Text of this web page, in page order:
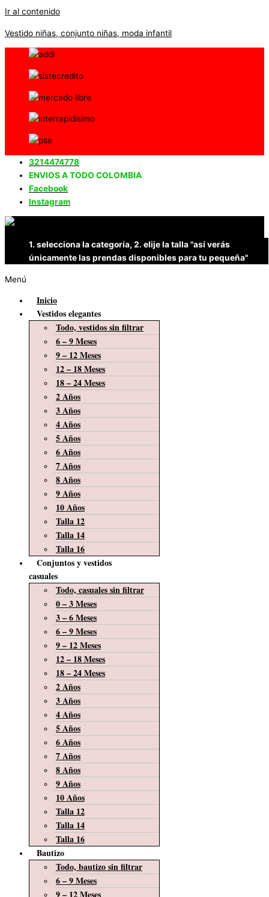
Ir al contenido
Vestido niñas, conjunto niñas, moda infantil
3214474778
ENVIOS A TODO COLOMBIA
Facebook
Instagram
1. selecciona la categoría, 2. elije la talla "así verás
únicamente las prendas disponibles para tu pequeña"
Menú
Inicio
Vestidos elegantes
Todo, vestidos sin filtrar
6 – 9 Meses
9 – 12 Meses
12 – 18 Meses
18 – 24 Meses
2 Años
3 Años
4 Años
5 Años
6 Años
7 Años
8 Años
9 Años
10 Años
Talla 12
Talla 14
Talla 16
Conjuntos y vestidos
casuales
Todo, casuales sin filtrar
0 – 3 Meses
3 – 6 Meses
6 – 9 Meses
9 – 12 Meses
12 – 18 Meses
18 – 24 Meses
2 Años
3 Años
4 Años
5 Años
6 Años
7 Años
8 Años
9 Años
10 Años
Talla 12
Talla 14
Talla 16
Bautizo
Todo, bautizo sin filtrar
6 – 9 Meses